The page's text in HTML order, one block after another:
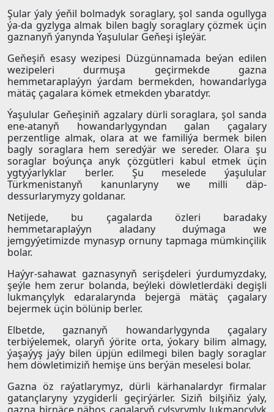
Şular ýaly ýeňil bolmadyk soraglary, şol sanda ogullyga
ýa-da gyzlyga almak bilen bagly soraglary çözmek üçin
gaznanyň ýanynda Ýaşulular Geňeşi işleýär.
Geňeşiň esasy wezipesi Düzgünnamada beýan edilen
wezipeleri durmuşa geçirmekde gazna
hemmetaraplaýyn ýardam bermekden, howandarlyga
mätäç çagalara kömek etmekden ybaratdyr.
Ýaşulular Geňeşiniň agzalary dürli soraglara, şol sanda
ene-atanyň howandarlygyndan galan çagalary
perzentlige almak, olara at we familiýa bermek bilen
bagly soraglara hem seredýär we sereder. Olara şu
soraglar boýunça anyk çözgütleri kabul etmek üçin
ygtyýarlyklar berler. Şu meselede ýaşulular
Türkmenistanyň kanunlaryny we milli däp-
dessurlarymyzy goldanar.
Netijede, bu çagalarda özleri baradaky
hemmetaraplaýyn aladany duýmaga we
jemgyýetimizde mynasyp ornuny tapmaga mümkinçilik
bolar.
Haýyr-sahawat gaznasynyň serişdeleri ýurdumyzdaky,
şeýle hem zerur bolanda, beýleki döwletlerdäki degişli
lukmançylyk edaralarynda bejergä mätäç çagalary
bejermek üçin bölünip berler.
Elbetde, gaznanyň howandarlygynda çagalary
terbiýelemek, olaryň ýörite orta, ýokary bilim almagy,
ýaşaýyş jaýy bilen üpjün edilmegi bilen bagly soraglar
hem döwletimiziň hemişe üns berýän meselesi bolar.
Gazna öz raýatlarymyz, dürli kärhanalardyr firmalar
gatançlaryny yzygiderli geçirýärler. Siziň bilşiňiz ýaly,